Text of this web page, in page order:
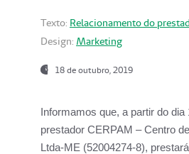
Texto: Relacionamento do
Design: Marketing
18 de outubro, 2019
Informamos que, a partir do dia
prestador CERPAM – Centro
Ltda-ME (52004274-8),